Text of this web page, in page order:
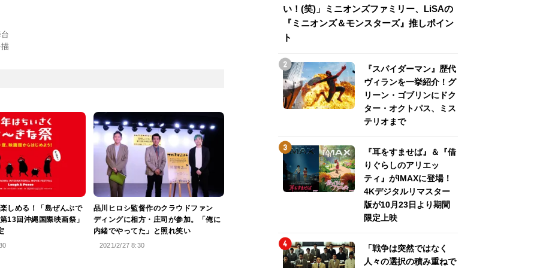
しめる！「島ぜんぶで
13回沖縄国際映画祭」
品川ヒロシ監督作のクラウドファン
ディングに相方・庄司が参加。「俺に
内緒でやってた」と照れ笑い
2021/2/27 8:30
い！(笑)」ミニオンズファミリー、LiSAの
『ミニオンズ＆モンスターズ』推しポイン
ト
『スパイダーマン』歴代
ヴィランを一挙紹介！グ
リーン・ゴブリンにドク
ター・オクトパス、ミス
テリオまで
『耳をすませば』＆『借
りぐらしのアリエッ
ティ』がIMAXに登場！
4Kデジタルリマスター
版が10月23日より期間
限定上映
「戦争は突然ではなく
人々の選択の積み重ねで